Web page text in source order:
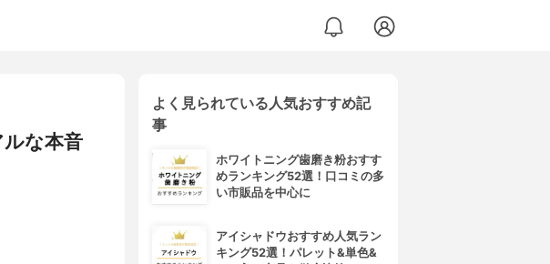
な本音
よく見られている人気おすすめ記
事
ホワイトニング歯磨き粉おすす
めランキング52選！口コミの多
い市販品を中心に
アイシャドウおすすめ人気ラン
キング52選！パレット&単色&